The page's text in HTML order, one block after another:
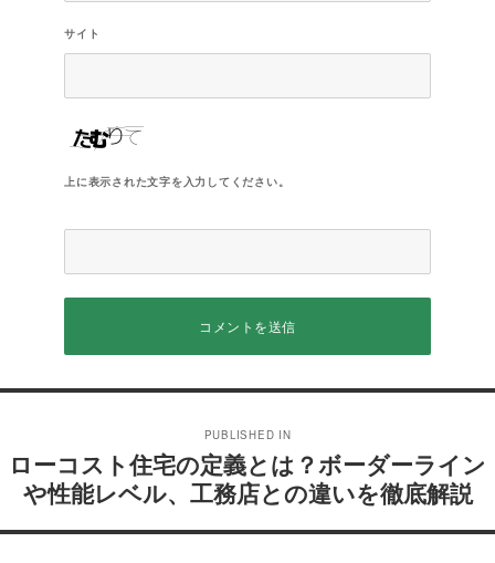
サイト
上に表示された文字を入力してください。
ビ
PUBLISHED IN
ローコスト住宅の定義とは？ボーダーライン
や性能レベル、工務店との違いを徹底解説